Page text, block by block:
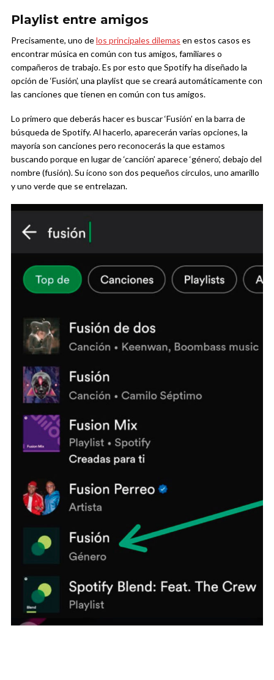
Playlist entre amigos
Precisamente, uno delos principales dilemas en estos casos es
encontrar música en común con tus amigos, familiares o
compañeros de trabajo. Es por esto que Spotify ha diseñado la
opción de ‘Fusión’, una playlist que se creará automáticamente con
las canciones que tienen en común con tus amigos.
Lo primero que deberás hacer es buscar ‘Fusión’ en la barra de
búsqueda de Spotify. Al hacerlo, aparecerán varias opciones, la
mayoría son canciones pero reconocerás la que estamos
buscando porque en lugar de ‘canción’ aparece ‘género’, debajo del
nombre (fusión). Su ícono son dos pequeños círculos, uno amarillo
y uno verde que se entrelazan.